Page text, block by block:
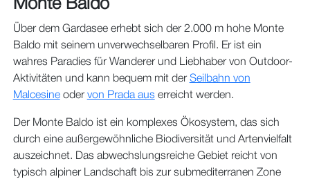
Monte Baldo
Über dem Gardasee erhebt sich der 2.000 m hohe Monte
Baldo mit seinem unverwechselbaren Profil. Er ist ein
wahres Paradies für Wanderer und Liebhaber von Outdoor-
Aktivitäten und kann bequem mit der Seilbahn von
Malcesineoder von Prada aus erreicht werden.
Der Monte Baldo ist ein komplexes Ökosystem, das sich
durch eine außergewöhnliche Biodiversität und Artenvielfalt
auszeichnet. Das abwechslungsreiche Gebiet reicht von
typisch alpiner Landschaft bis zur submediterranen Zone